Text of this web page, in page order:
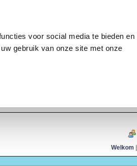
voor social media te bieden en
gebruik van onze site met onze
Welkom